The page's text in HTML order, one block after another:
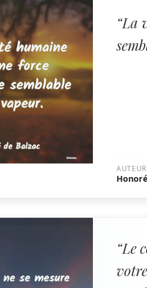
“La
AUTEUR
“Le